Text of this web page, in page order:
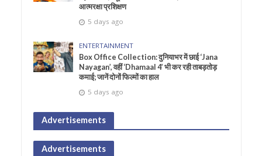
आत्मरक्षा प्रशिक्षण
5 days ago
ENTERTAINMENT
Box Office Collection: दुनियाभर में छाई ‘Jana
Nayagan’, वहीं ‘Dhamaal 4’ भी कर रही ताबड़तोड़
कमाई; जानें दोनों फिल्मों का हाल
5 days ago
Advertisements
Advertisements